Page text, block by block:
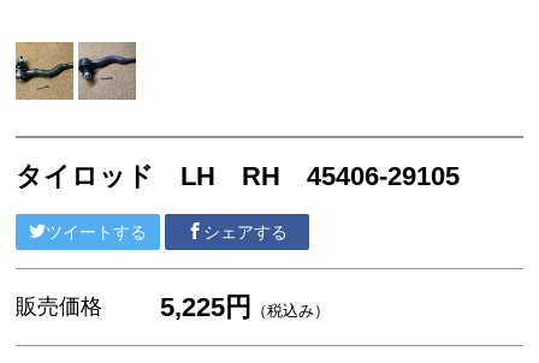
エンジンパーツ 1G-EU GA61
エンジンパーツ（マウント 他）
ブレーキパーツ（マスターシリンダー リペアキッ
ト ホース など）
ーズシリンダー オーバーホールキット など）
ステアリングパーツ（各種リペアキット ラックブー
ツ ラックエンド タイロッドエンド など）
タイロッド LH RH 45406-29105
ツイートする シェアする
販売価格 5,225円 （税込み）